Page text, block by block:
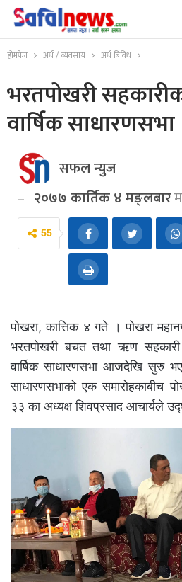
होमपेज अर्थ / व्यवसाय अर्थ बिविध
भरतपोखरी
वार्षिक साधारणसभा
सफल न्युज
२०७७ कार्तिक ४ मङ्लबार
55
पोखरा, कात्तिक ४ गते । पोखरा
भरतपोखरी बचत तथा ऋण
वार्षिक साधारणसभा आजदेखि सुरु
साधारणसभाको एक समारोहकाबीच
३३ का अध्यक्ष शिवप्रसाद आचार्यले